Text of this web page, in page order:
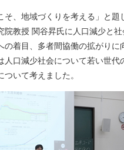
そ、地域づくりを考える」と題
院教授 関谷昇氏に人口減少と
の着目、多者間協働の拡がりに
人口減少社会について若い世代
いて考えました。